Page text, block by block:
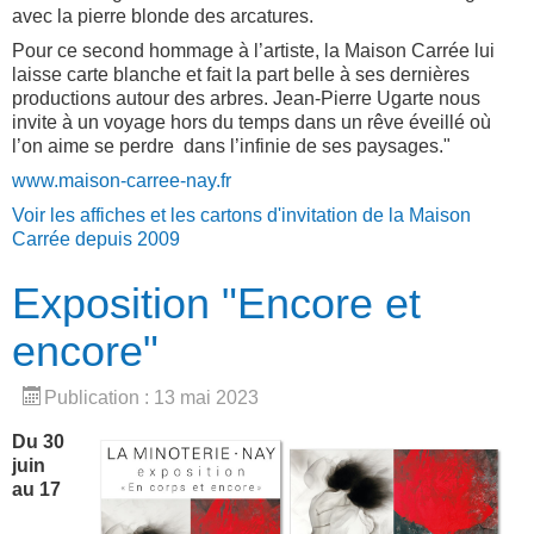
avec la pierre blonde des arcatures.
Pour ce second hommage à l’artiste, la Maison Carrée lui
laisse carte blanche et fait la part belle à ses dernières
productions autour des arbres. Jean-Pierre Ugarte nous
invite à un voyage hors du temps dans un rêve éveillé où
l’on aime se perdre dans l’infinie de ses paysages."
www.maison-carree-nay.fr
Voir les affiches et les cartons d'invitation de la Maison
Carrée depuis 2009
Exposition "Encore et
encore"
Publication : 13 mai 2023
Du 30
juin
au 17